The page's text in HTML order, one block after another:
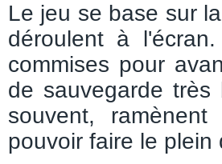
Le jeu se base sur
déroulent à
commises pour
de sauvegarde
souvent,
pouvoir faire le